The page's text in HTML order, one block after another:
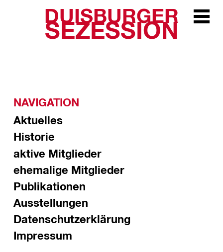
Zur
DUISBURGER
SEZESSION
NAVIGATION
Aktuelles
Historie
aktive Mitglieder
ehemalige Mitglieder
Publikationen
Ausstellungen
Datenschutzerklärung
Impressum